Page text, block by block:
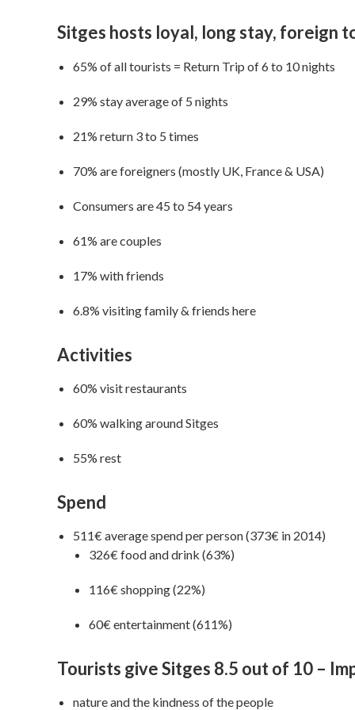
Sitges hosts loyal, long stay, foreign
65% of all tourists = Return Trip of 6 to 10 nights
29% stay average of 5 nights
21% return 3 to 5 times
70% are foreigners (mostly UK, France & USA)
Consumers are 45 to 54 years
61% are couples
17% with friends
6.8% visiting family & friends here
Activities
60% visit restaurants
60% walking around Sitges
55% rest
Spend
511€ average spend per person (373€ in 2014)
326€ food and drink (63%)
116€ shopping (22%)
60€ entertainment (611%)
Tourists give Sitges 8.5 out of 10 –
nature and the kindness of the people